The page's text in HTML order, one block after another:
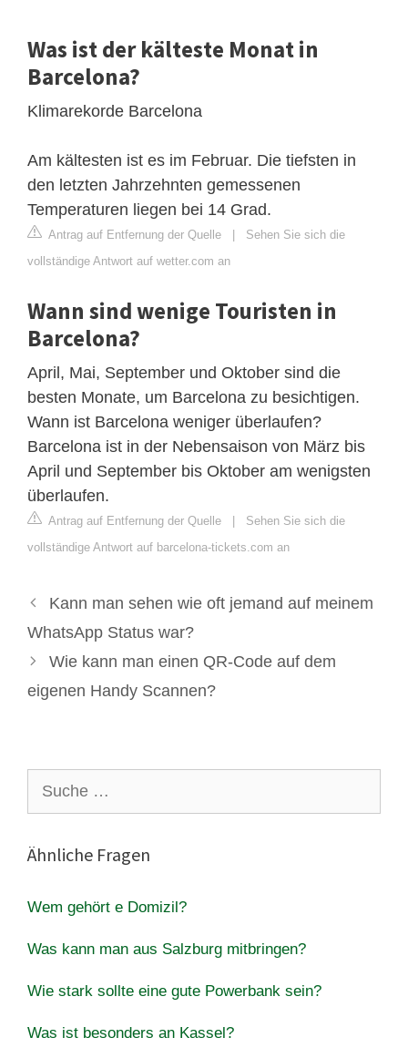
Was ist der kälteste Monat in
Barcelona?
Klimarekorde Barcelona
Am kältesten ist es im Februar. Die tiefsten in
den letzten Jahrzehnten gemessenen
Temperaturen liegen bei 14 Grad.
Antrag auf Entfernung der Quelle | Sehen Sie sich die
vollständige Antwort auf wetter.com an
Wann sind wenige Touristen in
Barcelona?
April, Mai, September und Oktober sind die
besten Monate, um Barcelona zu besichtigen.
Wann ist Barcelona weniger überlaufen?
Barcelona ist in der Nebensaison von März bis
April und September bis Oktober am wenigsten
überlaufen.
Antrag auf Entfernung der Quelle | Sehen Sie sich die
vollständige Antwort auf barcelona-tickets.com an
Kann man sehen wie oft jemand auf meinem
WhatsApp Status war?
Wie kann man einen QR-Code auf dem
eigenen Handy Scannen?
nach:
Ähnliche Fragen
Wem gehört e Domizil?
Was kann man aus Salzburg mitbringen?
Wie stark sollte eine gute Powerbank sein?
Was ist besonders an Kassel?